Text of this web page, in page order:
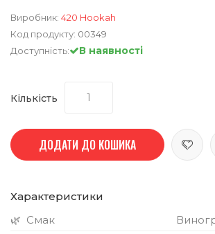
Виробник: 420 Hookah
Код продукту: 00349
Доступність:
В наявності
Кількість
ДОДАТИ ДО КОШИКА
Характеристики
🌿 Смак